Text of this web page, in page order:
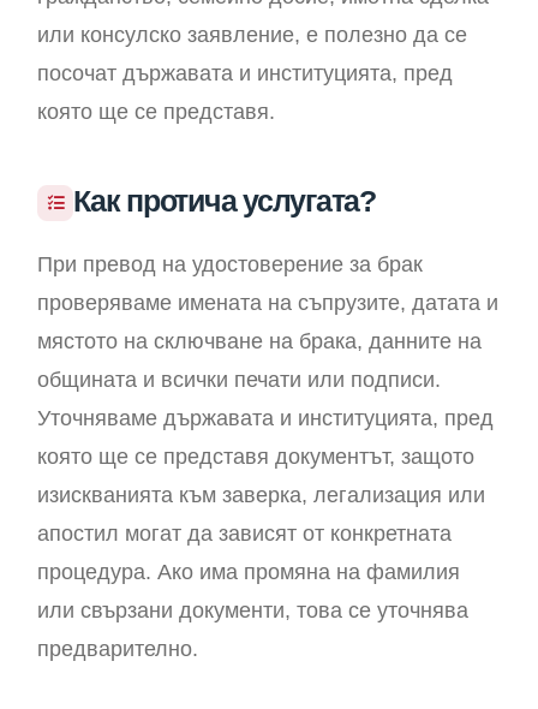
или консулско заявление, е полезно да се
посочат държавата и институцията, пред
която ще се представя.
Как протича услугата?
При превод на удостоверение за брак
проверяваме имената на съпрузите, датата и
мястото на сключване на брака, данните на
общината и всички печати или подписи.
Уточняваме държавата и институцията, пред
която ще се представя документът, защото
изискванията към заверка, легализация или
апостил могат да зависят от конкретната
процедура. Ако има промяна на фамилия
или свързани документи, това се уточнява
предварително.